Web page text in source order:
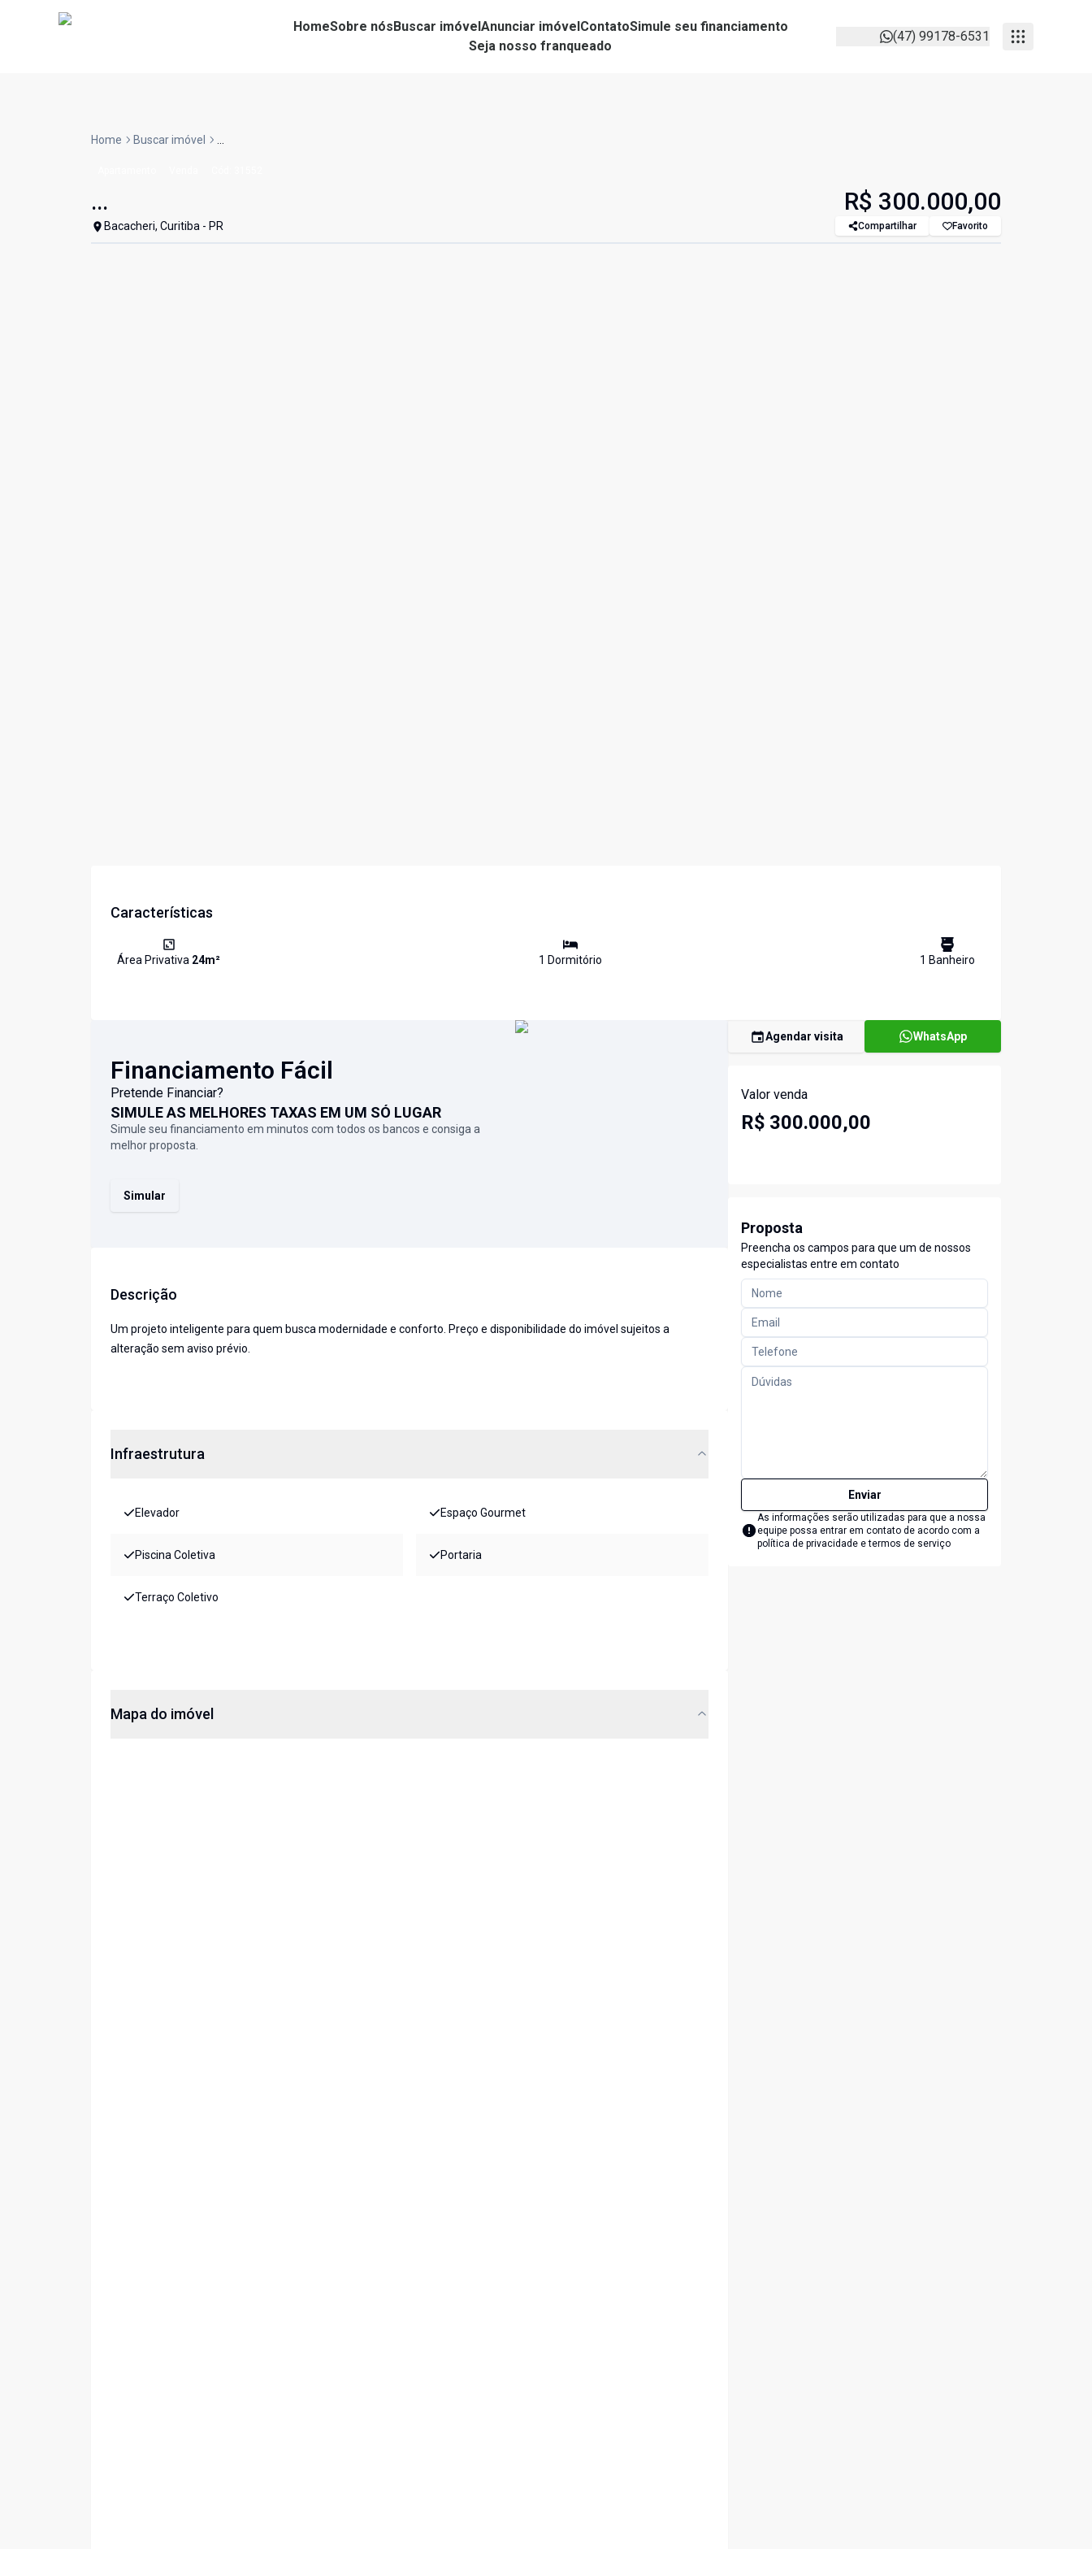
HomeSobre nósBuscar imóvelAnunciar imóvelContatoSimule seu financiamento
Seja nosso franqueado
(47) 99178-6531
Home Buscar imóvel ...
...
Bacacheri, Curitiba - PR
R$ 300.000,00
Compartilhar Favorito
Características
Área Privativa 24m² 1 Dormitório 1 Banheiro
Financiamento Fácil
Pretende Financiar?
SIMULE AS MELHORES TAXAS EM UM SÓ LUGAR
Simule seu financiamento em minutos com todos os bancos e consiga a
melhor proposta.
Simular
Descrição
Um projeto inteligente para quem busca modernidade e conforto. Preço e disponibilidade do imóvel sujeitos a
alteração sem aviso prévio.
Infraestrutura
Elevador Espaço Gourmet
Piscina Coletiva Portaria
Terraço Coletivo
Mapa do imóvel
Agendar visita WhatsApp
Valor venda
R$ 300.000,00
Proposta
Preencha os campos para que um de nossos
especialistas entre em contato
Enviar
As informações serão utilizadas para que a nossa
equipe possa entrar em contato de acordo com a
política de privacidade e termos de serviço